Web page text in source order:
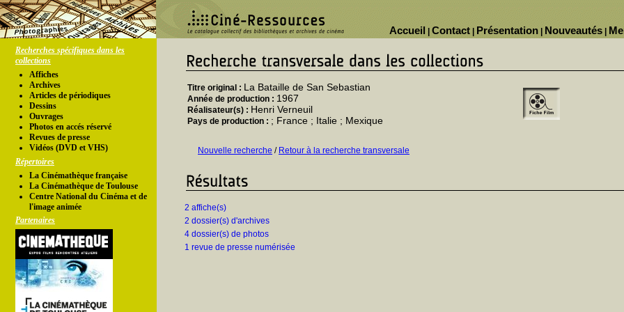
Nouveautés
Présentation
Contact
Accueil
Recherches spécifiques dans les
collections
Affiches
Archives
Articles de périodiques
Dessins
Ouvrages
Photos en accés réservé
Revues de presse
Vidéos (DVD et VHS)
Répertoires
La Cinémathèque française
La Cinémathèque de Toulouse
Centre National du Cinéma et de
l'image animée
Partenaires
Titre original : La Bataille de San Sebastian
Année de production : 1967
Réalisateur(s) : Henri Verneuil
Pays de production : ; France ; Italie ; Mexique
Nouvelle recherche / Retour à la recherche transversale
2 affiche(s)
2 dossier(s) d'archives
4 dossier(s) de photos
1 revue de presse numérisée